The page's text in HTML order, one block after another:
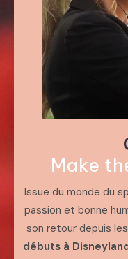
Make
Issue du monde du
passion et bonne
son retour depuis
débuts à